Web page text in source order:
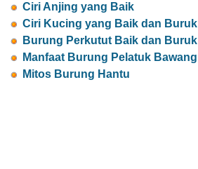
Ciri Anjing yang Baik
Ciri Kucing yang Baik dan Buruk
Burung Perkutut Baik dan Buruk
Manfaat Burung Pelatuk Bawang
Mitos Burung Hantu